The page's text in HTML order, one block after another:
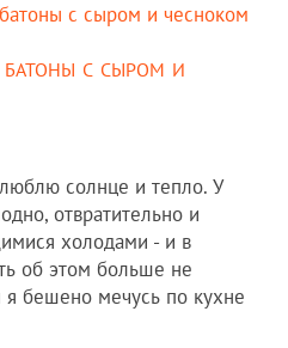
с сыром и
солнце и тепло. У
отвратительно и
холодами - и в
об этом больше не
я бешено мечусь по кухне